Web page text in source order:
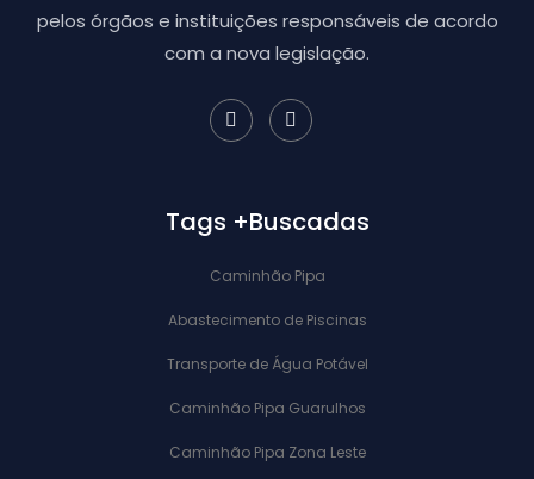
pelos órgãos e instituições responsáveis de acordo
com a nova legislação.
Tags +Buscadas
Caminhão Pipa
Abastecimento de Piscinas
Transporte de Água Potável
Caminhão Pipa Guarulhos
Caminhão Pipa Zona Leste